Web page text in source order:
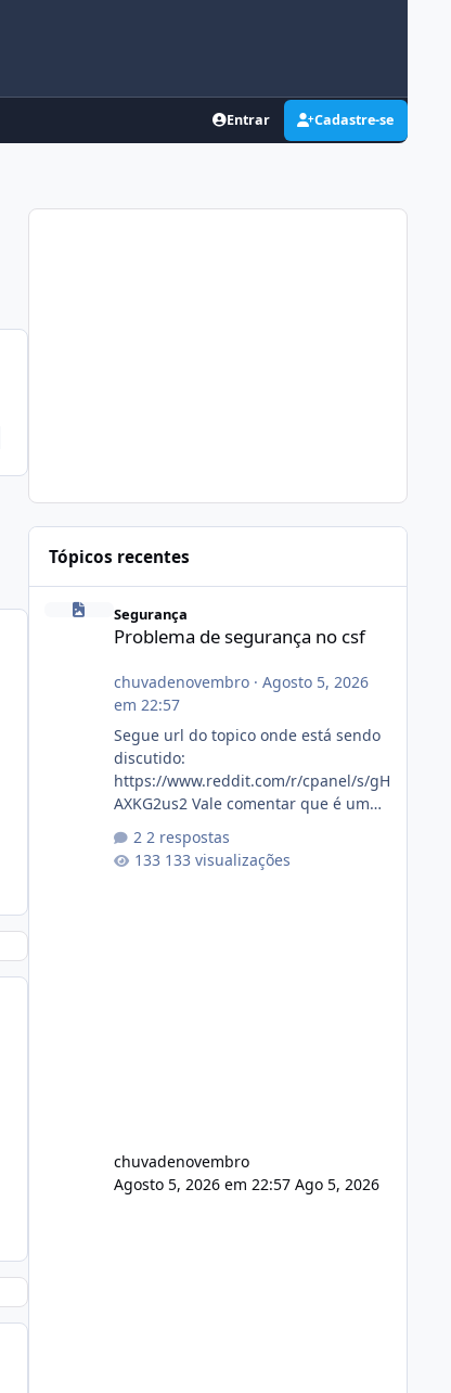
Entrar Cadastre-se
Tópicos recentes
Problema de segurança no csf
Segurança
Problema de segurança no csf
chuvadenovembro· Agosto 5, 2026
em 22:57
Segue url do topico onde está sendo
discutido:
https://www.reddit.com/r/cpanel/s/gH
AXKG2us2 Vale comentar que é um
pegada no da.
2 respostas
133 visualizações
chuvadenovembro
Agosto 5, 2026 em 22:57 Ago 5, 2026